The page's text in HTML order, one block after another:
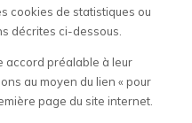
cookies de statistiques ou
décrites ci-dessous.
accord préalable à leur
au moyen du lien « pour
page du site internet.